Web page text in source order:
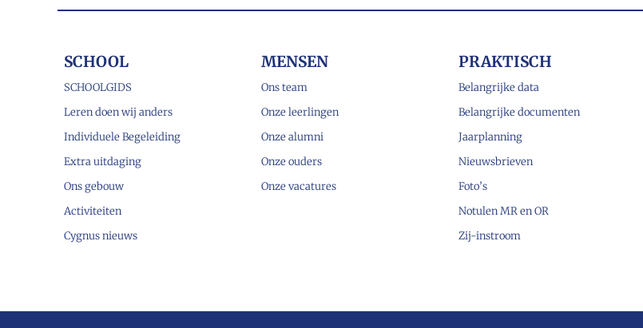
SCHOOL
SCHOOLGIDS
Leren doen wij anders
Individuele Begeleiding
Extra uitdaging
Ons gebouw
Activiteiten
Cygnus nieuws
MENSEN
Ons team
Onze leerlingen
Onze alumni
Onze ouders
Onze vacatures
PRAKTISCH
Belangrijke data
Belangrijke documenten
Jaarplanning
Nieuwsbrieven
Foto’s
Notulen MR en OR
Zij-instroom